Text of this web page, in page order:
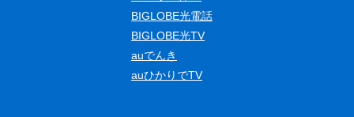
BIGLOBE光電話
BIGLOBE光TV
auでんき
auひかりでTV